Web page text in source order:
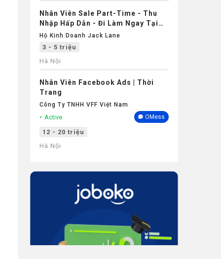
Nhân Viên Sale Part-Time - Thu
Nhập Hấp Dẫn - Đi Làm Ngay Tại
Hà Nội
Hộ Kinh Doanh Jack Lane
3 - 5 triệu
Hà Nội
Nhân Viên Facebook Ads | Thời
Trang
Công Ty TNHH VFF Việt Nam
Active OMess
12 - 20 triệu
Hà Nội